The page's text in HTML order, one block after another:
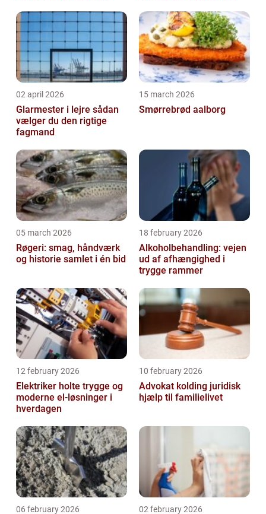
02 april 2026
Glarmester i lejre sådan
vælger du den rigtige
fagmand
15 march 2026
Smørrebrød aalborg
05 march 2026
Røgeri: smag, håndværk
og historie samlet i én bid
18 february 2026
Alkoholbehandling: vejen
ud af afhængighed i
trygge rammer
12 february 2026
Elektriker holte trygge og
moderne el-løsninger i
hverdagen
10 february 2026
Advokat kolding juridisk
hjælp til familielivet
06 february 2026 02 february 2026